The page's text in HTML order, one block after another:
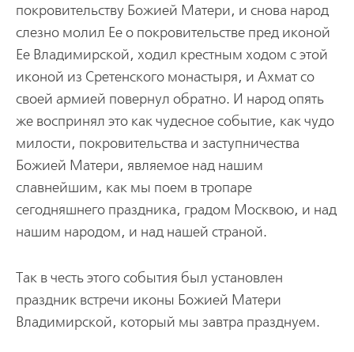
покровительству Божией Матери, и снова народ
слезно молил Ее о покровительстве пред иконой
Ее Владимирской, ходил крестным ходом с этой
иконой из Сретенского монастыря, и Ахмат со
своей армией повернул обратно. И народ опять
же воспринял это как чудесное событие, как чудо
милости, покровительства и заступничества
Божией Матери, являемое над нашим
славнейшим, как мы поем в тропаре
сегодняшнего праздника, градом Москвою, и над
нашим народом, и над нашей страной.
Так в честь этого события был установлен
праздник встречи иконы Божией Матери
Владимирской, который мы завтра празднуем.